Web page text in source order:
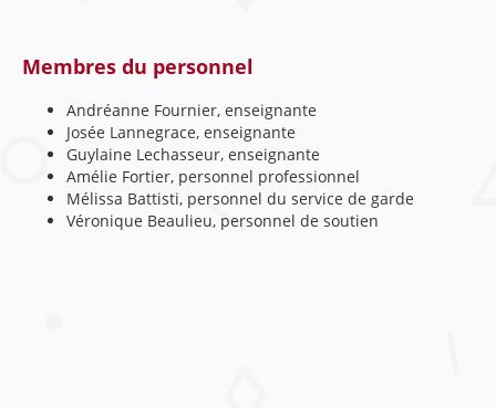
Membres du personnel
Andréanne Fournier, enseignante
Josée Lannegrace, enseignante
Guylaine Lechasseur, enseignante
Amélie Fortier, personnel professionnel
Mélissa Battisti, personnel du service de garde
Véronique Beaulieu, personnel de soutien